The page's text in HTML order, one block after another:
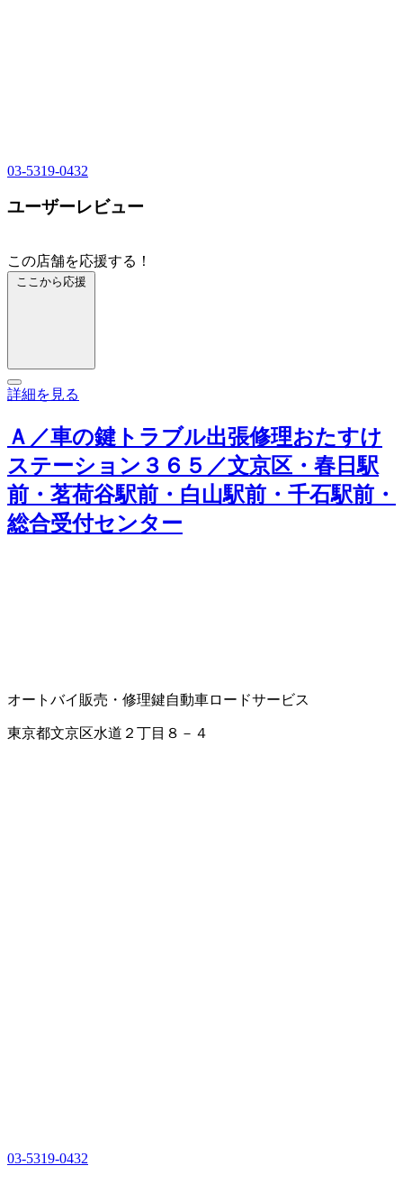
03-5319-0432
ユーザーレビュー
この店舗を応援する！
ここから応援
詳細を見る
Ａ／車の鍵トラブル出張修理おたすけ
ステーション３６５／文京区・春日駅
前・茗荷谷駅前・白山駅前・千石駅前・
総合受付センター
オートバイ販売・修理鍵自動車ロードサービス
東京都文京区水道２丁目８－４
03-5319-0432